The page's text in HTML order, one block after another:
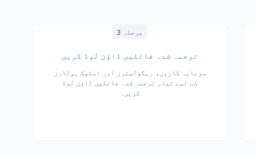
مرحلہ 3
ترجمہ شدہ فائلیں ڈاؤن لوڈ کریں
سرمایہ کاروں، ریگولیٹرز اور اسٹیک ہولڈرز
کے لیے تیار ترجمہ شدہ فائلیں ڈاؤن لوڈ
کریں۔